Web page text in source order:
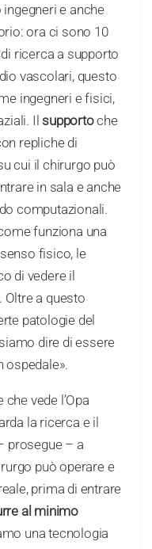
e anche
ora ci sono 10
ricerca a supporto
vascolari, questo
ingegneri e fisici,
Il supportoche
repliche di
cui il chirurgo può
in sala e anche
computazionali.
funziona una
fisico, le
di vedere il
a questo
patologie del
dire di essere
ospedale».
vede l’Opa
la ricerca e il
prosegue – a
può operare e
prima di entrare
al minimo
una tecnologia